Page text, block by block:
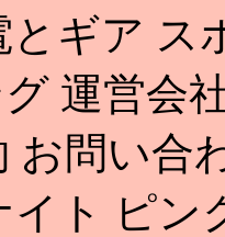
とギア ス
運営会
お問い合
イト ピン